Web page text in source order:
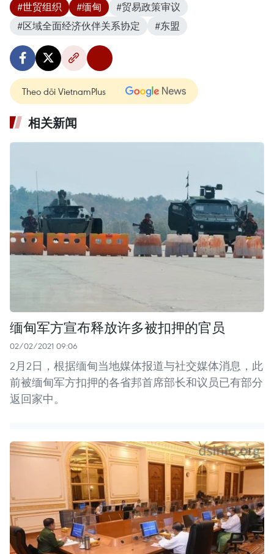
#世贸组织 #缅甸
#贸易政策审议
#区域全面经济伙伴关系协定
#东盟
Theo dõi VietnamPlus
相关新闻
缅甸军方宣布释放许多被扣押的官员
02/02/2021 09:06
2月2日，根据缅甸当地媒体报道与社交媒体消息，此
前被缅甸军方扣押的各省邦首席部长和议员已有部分
返回家中。